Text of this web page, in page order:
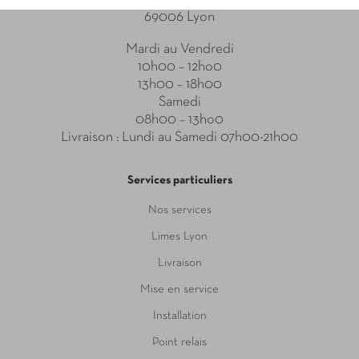
69006 Lyon
Mardi au Vendredi
10h00 – 12ho0
13h00 – 18h00
Samedi
08h00 – 13ho0
Livraison : Lundi au Samedi 07h00-21h00
Services particuliers
Nos services
Limes Lyon
Livraison
Mise en service
Installation
Point relais